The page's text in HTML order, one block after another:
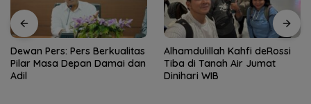
Dewan Pers: Pers Berkualitas
Pilar Masa Depan Damai dan
Adil
Alhamdulillah Kahfi deRossi
Tiba di Tanah Air Jumat
Dinihari WIB